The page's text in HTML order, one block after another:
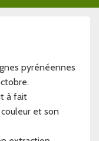
pyrénéennes
à fait
et son